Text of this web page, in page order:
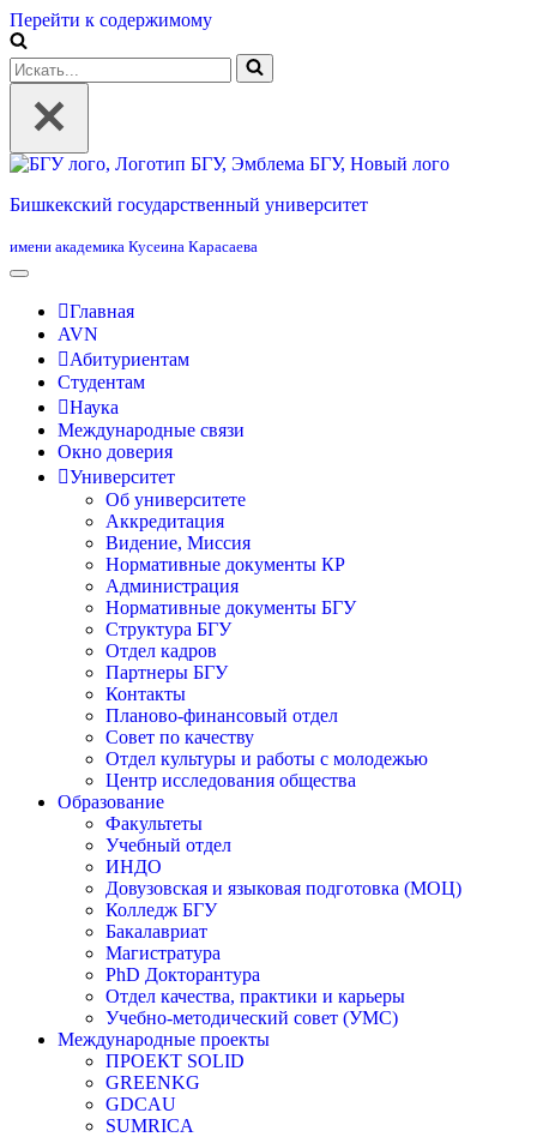
Перейти к содержимому
Искать...
Бишкекский государственный университет
имени академика Кусеина Карасаева
Главная
AVN
Абитуриентам
Студентам
Наука
Международные связи
Окно доверия
Университет
Об университете
Аккредитация
Видение, Миссия
Нормативные документы КР
Администрация
Нормативные документы БГУ
Структура БГУ
Отдел кадров
Партнеры БГУ
Контакты
Планово-финансовый отдел
Совет по качеству
Отдел культуры и работы с молодежью
Центр исследования общества
Образование
Факультеты
Учебный отдел
ИНДО
Довузовская и языковая подготовка (МОЦ)
Колледж БГУ
Бакалавриат
Магистратура
PhD Докторантура
Отдел качества, практики и карьеры
Учебно-методический совет (УМС)
Международные проекты
ПРОЕКТ SOLID
GREENKG
GDCAU
SUMRICA